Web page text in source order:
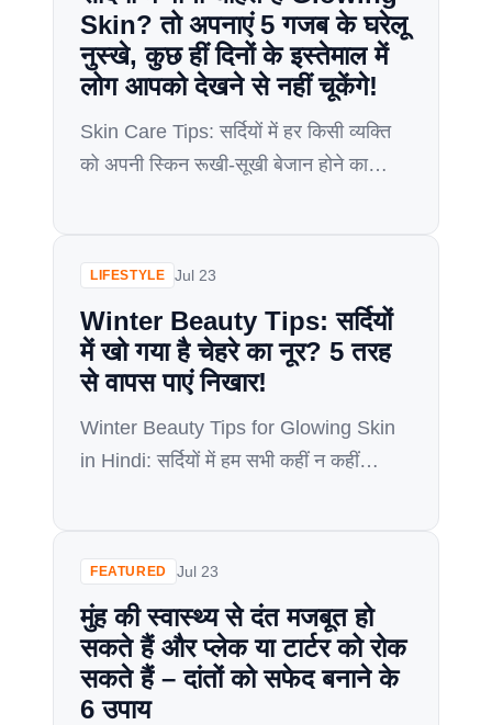
Skin? तो अपनाएं 5 गजब के घरेलू
नुस्खे, कुछ हीं दिनों के इस्तेमाल में
लोग आपको देखने से नहीं चूकेंगे!
Skin Care Tips: सर्दियों में हर किसी व्यक्ति
को अपनी स्किन रूखी-सूखी बेजान होने का
ज्यादा बढ़ जाता है, साथ ही मूड भी हर दिन अच्छा
प्रदूषण के लगातार संपर्क में […]
LIFESTYLE Jul 23
Winter Beauty Tips: सर्दियों
में खो गया है चेहरे का नूर? 5 तरह
से वापस पाएं निखार!
Winter Beauty Tips for Glowing Skin
in Hindi: सर्दियों में हम सभी कहीं न कहीं
है अच्छे दिखने की तो हमें अपना खोया हुआ
सर्दियों में […]
FEATURED Jul 23
मुंह की स्वास्थ्य से दंत मजबूत हो
सकते हैं और प्लेक या टार्टर को रोक
सकते हैं – दांतों को सफेद बनाने के
6 उपाय